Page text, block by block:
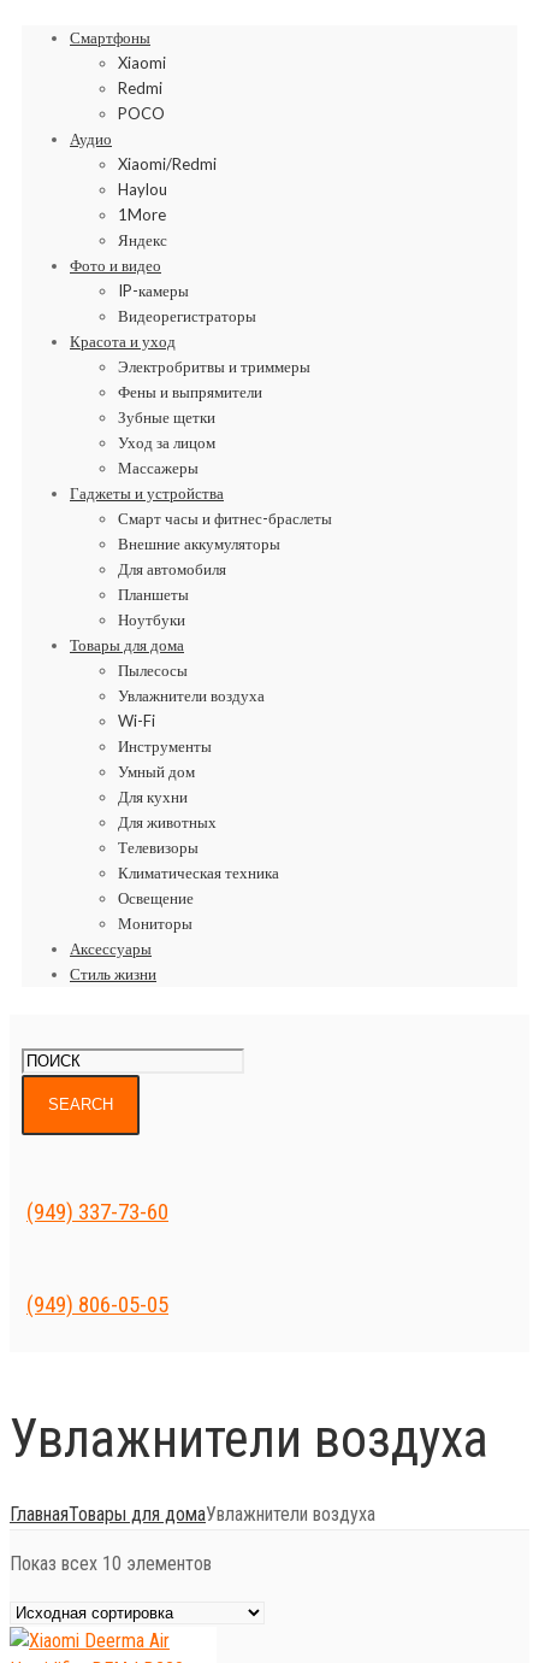
Смартфоны
Xiaomi
Redmi
POCO
Аудио
Xiaomi/Redmi
Haylou
1More
Яндекс
Фото и видео
IP-камеры
Видеорегистраторы
Красота и уход
Электробритвы и триммеры
Фены и выпрямители
Зубные щетки
Уход за лицом
Массажеры
Гаджеты и устройства
Смарт часы и фитнес-браслеты
Внешние аккумуляторы
Для автомобиля
Планшеты
Ноутбуки
Товары для дома
Пылесосы
Увлажнители воздуха
Wi-Fi
Инструменты
Умный дом
Для кухни
Для животных
Телевизоры
Климатическая техника
Освещение
Мониторы
Аксессуары
Стиль жизни
(949) 337-73-60
(949) 806-05-05
Увлажнители воздуха
ГлавнаяТовары для домаУвлажнители воздуха
Показ всех 10 элементов